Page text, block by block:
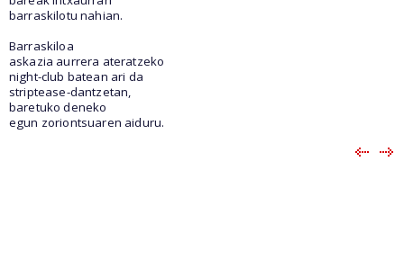
barraskilotu nahian.
Barraskiloa
askazia aurrera ateratzeko
night-club batean ari da
striptease-dantzetan,
baretuko deneko
egun zoriontsuaren aiduru.